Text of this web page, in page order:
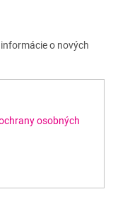
o nových
osobných